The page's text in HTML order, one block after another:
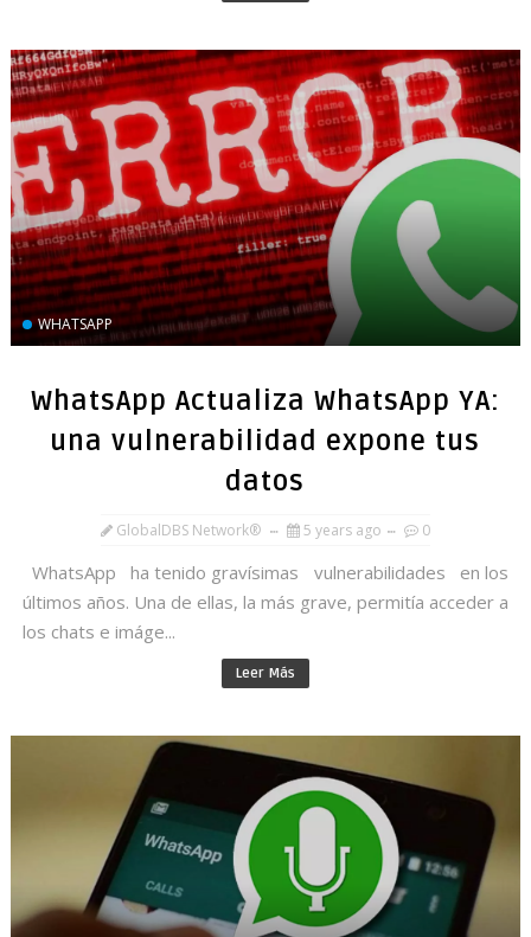
WHATSAPP
WhatsApp Actualiza WhatsApp YA:
una vulnerabilidad expone tus
datos
GlobalDBS Network® 5 years ago 0
WhatsApp ha tenido gravísimas vulnerabilidades en los
últimos años. Una de ellas, la más grave, permitía acceder a
los chats e imáge...
Leer Más